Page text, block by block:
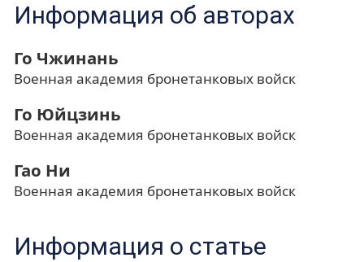
Информация об авторах
Го Чжинань
Военная академия бронетанковых войск
Го Юйцзинь
Военная академия бронетанковых войск
Гао Ни
Военная академия бронетанковых войск
Информация о статье